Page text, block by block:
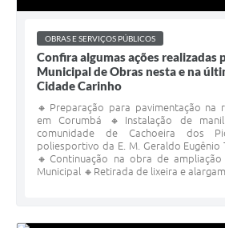
OBRAS E SERVIÇOS PÚBLICOS
Confira algumas ações realizadas
Municipal de Obras nesta e na
Cidade Carinho
🔸Preparação para pavimentação na
em Corumbá 🔸Instalação de
comunidade de Cachoeira dos
poliesportivo da E. M. Geraldo Eugênio
🔸Continuação na obra de
Municipal 🔸Retirada de lixeira e